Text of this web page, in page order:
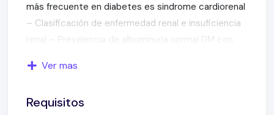
más frecuente en diabetes es sindrome cardiorenal
– Clasificación de enfermedad renal e insuficiencia
renal – Prevalencia de albuminuria normal DM con
con DM de enfermedad renal de causa no diabético
enfermedad renal y sus diferentes estadios –
Ver mas
Requisitos